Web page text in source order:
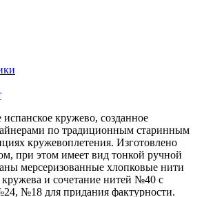
кружево, созданное
по традиционным старинным
кружевоплетения. Изготовлено
при этом имеет вид тонкой ручной
мерсеризованные хлопковые нити
и сочетание нитей №40 с
№18 для придания фактурности.